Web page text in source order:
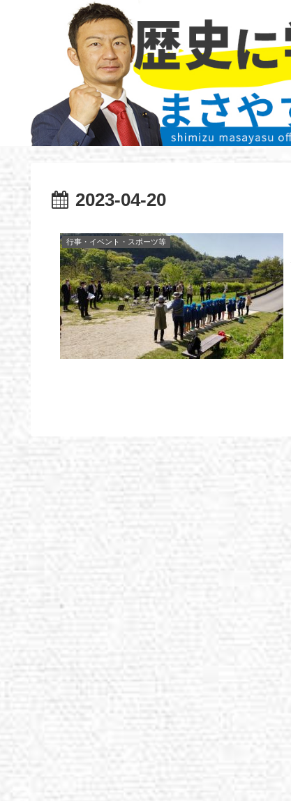
2023-04-20
行事・イベント・スポーツ等